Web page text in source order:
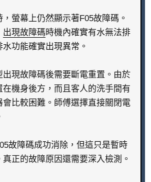
螢幕上仍然顯示著F05故障碼。
出現故障碼時機內確實有水無法排
功能確實出現異常。
出現故障碼後需要斷電重置。由於
在機身後方，而且客人的洗手間有
會比較困難。師傅選擇直接關閉電
故障碼成功消除，但這只是暫時
正的故障原因還需要深入檢測。